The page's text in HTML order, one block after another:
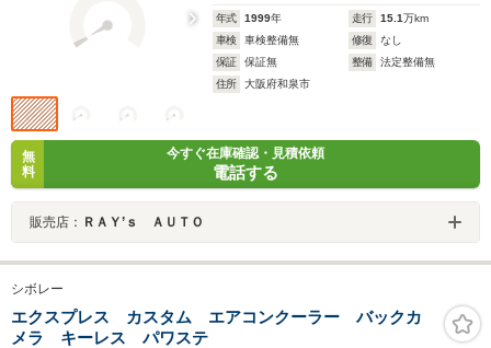
年式 1999年 走行 15.1万km
車検
車検整備無 修復
なし
保証
保証無 整備
法定整備無
住所
大阪府和泉市
無
料
今すぐ在庫確認・見積依頼
電話する
販売店： ＲＡＹ’ｓ ＡＵＴＯ
シボレー
エクスプレス カスタム エアコンクーラー バックカ
メラ キーレス パワステ